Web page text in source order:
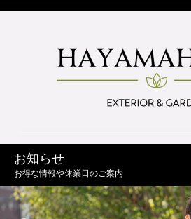
お知らせ
お得な情報や休業日のご案内